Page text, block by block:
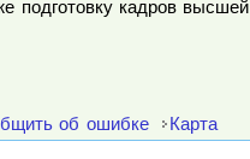
подготовку кадров высшей
об ошибке Карта